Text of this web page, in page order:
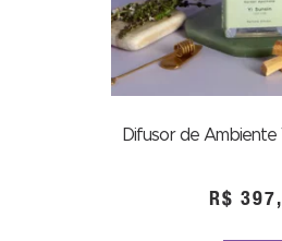
Difusor de Ambiente
R$